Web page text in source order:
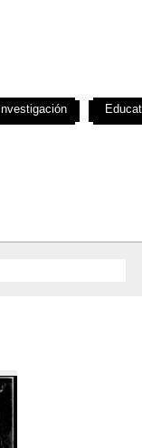
Investigación